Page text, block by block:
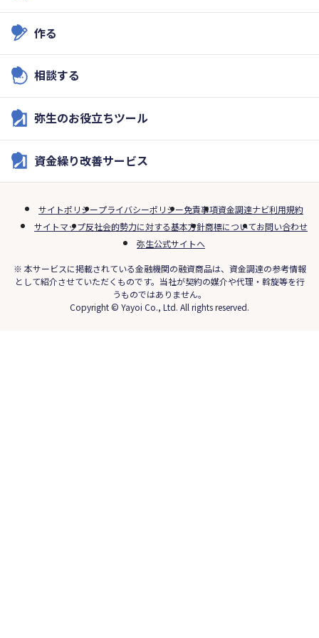
作る
相談する
弥生のお役立ちツール
資金繰り改善サービス
サイトポリシープライバシーポリシー免責事項資金調達ナビ利用規約
サイトマップ反社会的勢力に対する基本方針商標についてお問い合わせ
弥生公式サイトへ
※ 本サービスに掲載されている金融機関の融資商品は、資金調達の参考情報
として紹介させていただくものです。当社が契約の媒介や代理・斡旋等を行
うものではありません。
Copyright © Yayoi Co., Ltd. All rights reserved.